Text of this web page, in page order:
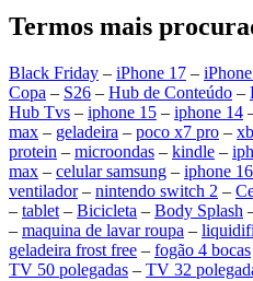
Termos mais
Black Friday – iPhone 17 –
Copa – S26 – Hub de Conteúdo –
Hub Tvs – iphone 15 – iphone 14
max – geladeira – poco x7 pro –
protein – microondas – kindle –
max – celular samsung – iphone
ventilador– nintendo switch 2 –
– tablet – Bicicleta – Body Splash
– maquina de lavar roupa –
geladeira frost free – fogão 4 bocas
TV 50 polegadas – TV 32